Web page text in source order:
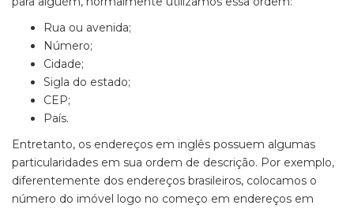
Rua ou avenida;
Número;
Cidade;
Sigla do estado;
CEP;
País.
Entretanto, os endereços em inglês possuem algumas
particularidades em sua ordem de descrição. Por exemplo,
diferentemente dos endereços brasileiros, colocamos o
número do imóvel logo no começo em endereços em